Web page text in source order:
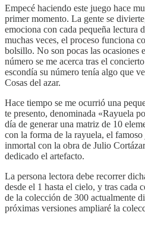
Empecé haciendo este juego hace
primer momento. La gente se
emociona con cada pequeña lectura
muchas veces, el proceso funciona
bolsillo. No son pocas las ocasiones
número se me acerca tras el
escondía su número tenía algo que
Cosas del azar.
Hace tiempo se me ocurrió una
te presento, denominada «Rayuela
día de generar una matriz de 10
con la forma de la rayuela, el
inmortal con la obra de Julio
dedicado el artefacto.
La persona lectora debe recorrer
desde el 1 hasta el cielo, y tras cada
de la colección de 300 actualmente
próximas versiones ampliaré la